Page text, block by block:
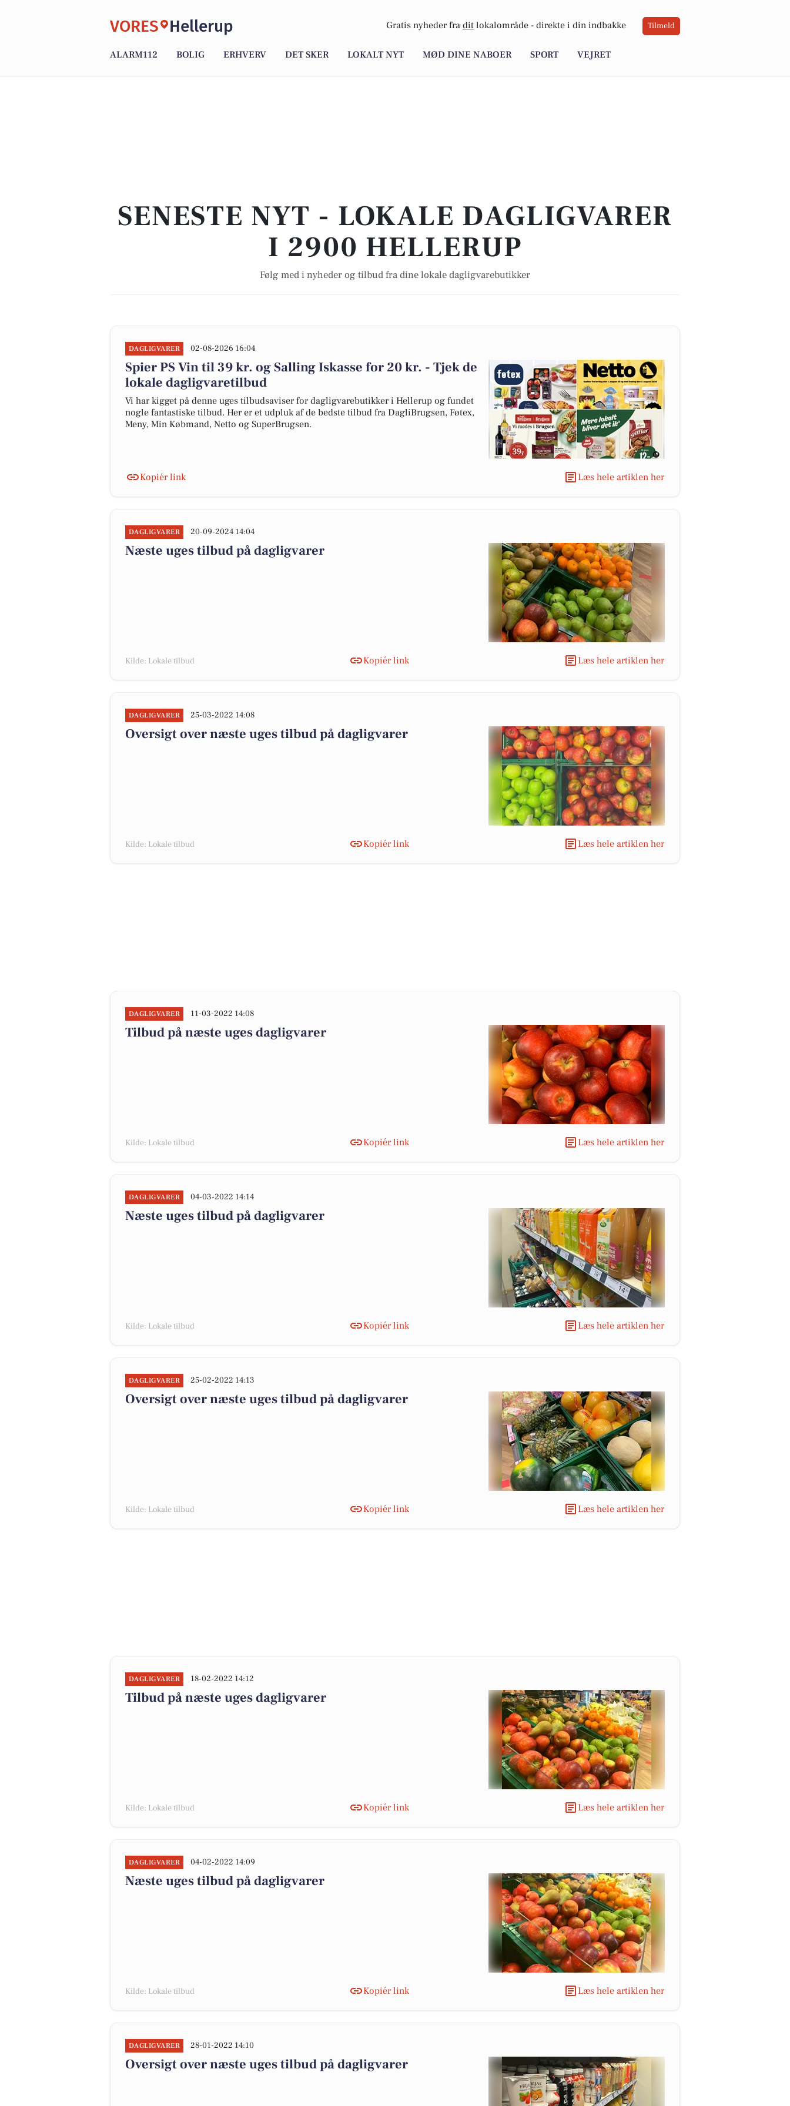
VORES Hellerup Gratis nyheder fra dit lokalområde - direkte i din indbakke Tilmeld
ALARM112 BOLIG ERHVERV DET SKER LOKALT NYT MØD DINE NABOER SPORT VEJRET
SENESTE NYT - LOKALE DAGLIGVARER
I 2900 HELLERUP
Følg med i nyheder og tilbud fra dine lokale dagligvarebutikker
DAGLIGVARER 02-08-2026 16:04
Spier PS Vin til 39 kr. og Salling Iskasse for 20 kr. - Tjek de
lokale dagligvaretilbud
Vi har kigget på denne uges tilbudsaviser for dagligvarebutikker i Hellerup og fundet
nogle fantastiske tilbud. Her er et udpluk af de bedste tilbud fra DagliBrugsen, Føtex,
Meny, Min Købmand, Netto og SuperBrugsen.
Kopiér link Læs hele artiklen her
DAGLIGVARER 20-09-2024 14:04
Næste uges tilbud på dagligvarer
Kilde: Lokale tilbud Kopiér link Læs hele artiklen her
DAGLIGVARER 25-03-2022 14:08
Oversigt over næste uges tilbud på dagligvarer
Kilde: Lokale tilbud Kopiér link Læs hele artiklen her
DAGLIGVARER 11-03-2022 14:08
Tilbud på næste uges dagligvarer
Kilde: Lokale tilbud Kopiér link Læs hele artiklen her
DAGLIGVARER 04-03-2022 14:14
Næste uges tilbud på dagligvarer
Kilde: Lokale tilbud Kopiér link Læs hele artiklen her
DAGLIGVARER 25-02-2022 14:13
Oversigt over næste uges tilbud på dagligvarer
Kilde: Lokale tilbud Kopiér link Læs hele artiklen her
DAGLIGVARER 18-02-2022 14:12
Tilbud på næste uges dagligvarer
Kilde: Lokale tilbud Kopiér link Læs hele artiklen her
DAGLIGVARER 04-02-2022 14:09
Næste uges tilbud på dagligvarer
Kilde: Lokale tilbud Kopiér link Læs hele artiklen her
DAGLIGVARER 28-01-2022 14:10
Oversigt over næste uges tilbud på dagligvarer